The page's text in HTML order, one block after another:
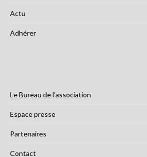
Actu
Adhérer
Le Bureau de l’association
Espace presse
Partenaires
Contact